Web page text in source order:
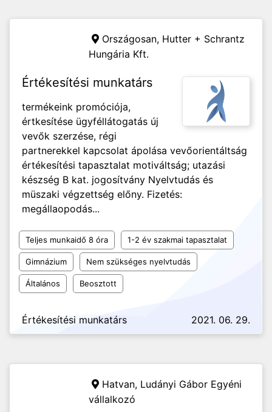
Országosan, Hutter + Schrantz
Hungária Kft.
Értékesítési munkatárs
termékeink promóciója,
értkesítése ügyféllátogatás új
vevők szerzése, régi
partnerekkel kapcsolat ápolása vevőorientáltság
értékesítési tapasztalat motiváltság; utazási
készség B kat. jogosítvány Nyelvtudás és
müszaki végzettség előny. Fizetés:
megállaopodás...
Teljes munkaidő 8 óra 1-2 év szakmai tapasztalat
Gimnázium Nem szükséges nyelvtudás
Általános Beosztott
Értékesítési munkatárs 2021. 06. 29.
Hatvan, Ludányi Gábor Egyéni
vállalkozó